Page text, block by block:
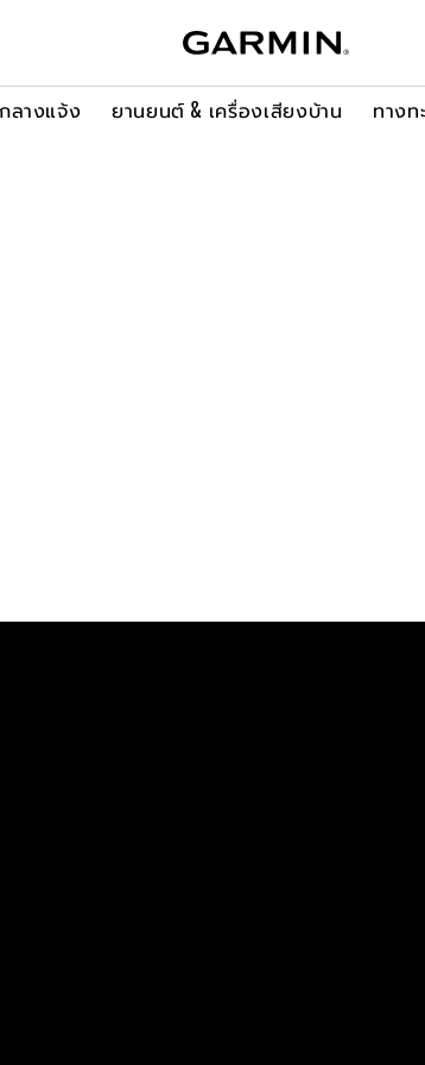
ลางแจ้ง ยานยนต์ & เครื่องเสียงบ้าน ทางท